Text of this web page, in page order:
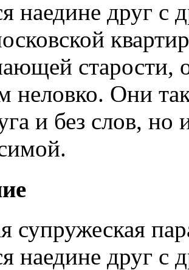
наедине друг с
старости,
неловко. Они
и без слов, но
супружеская
наедине друг с